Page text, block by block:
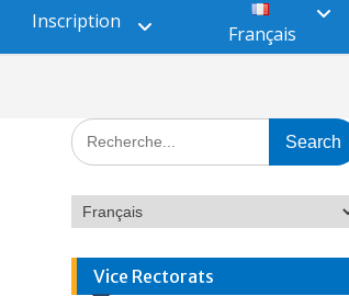
Inscription
Français
Vice Rectorats